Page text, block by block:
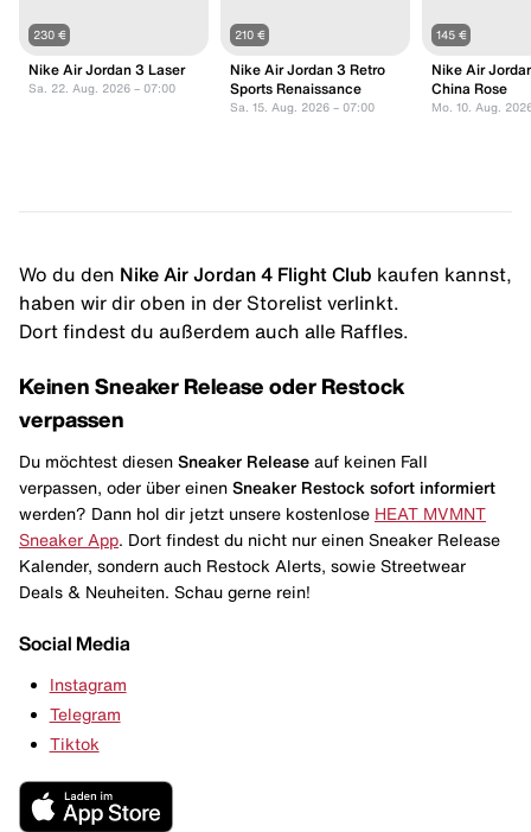
230 €
Nike Air Jordan 3 Laser
Sa. 22. Aug. 2026 – 07:00
210 €
Nike Air Jordan 3 Retro
Sports Renaissance
Sa. 15. Aug. 2026 – 07:00
145 €
Nike Air
China Rose
Mo. 10. Aug.
Wo du den Nike Air Jordan 4 Flight Club kaufen kannst,
haben wir dir oben in der Storelist verlinkt.
Dort findest du außerdem auch alle Raffles.
Keinen Sneaker Release oder Restock
verpassen
Du möchtest diesen Sneaker Release auf keinen Fall
verpassen, oder über einen Sneaker Restock sofort informiert
werden? Dann hol dir jetzt unsere kostenlose HEAT MVMNT
Sneaker App . Dort findest du nicht nur einen Sneaker Release
Kalender, sondern auch Restock Alerts, sowie Streetwear
Deals & Neuheiten. Schau gerne rein!
Social Media
Instagram
Telegram
Tiktok